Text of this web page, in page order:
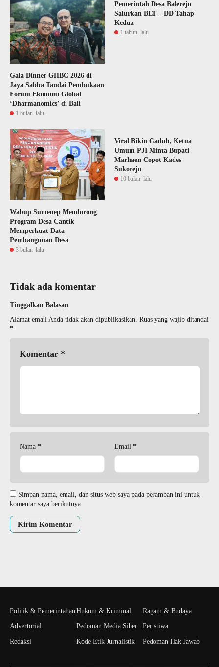
Gala Dinner GHBC 2026 di
Jaya Sabha Tandai Pembukaan
Forum Ekonomi Global
‘Dharmanomics’ di Bali
1 bulan lalu
Pemerintah Desa Balerejo
Salurkan BLT – DD Tahap
Kedua
1 tahun lalu
Wabup Sumenep Mendorong
Program Desa Cantik
Memperkuat Data
Pembangunan Desa
3 bulan lalu
Viral Bikin Gaduh, Ketua
Umum PJI Minta Bupati
Marhaen Copot Kades
Sukorejo
10 bulan lalu
Tidak ada komentar
Tinggalkan Balasan
Alamat email Anda tidak akan dipublikasikan. Ruas yang wajib ditandai
*
Komentar *
Nama * Email *
Simpan nama, email, dan situs web saya pada peramban ini untuk
komentar saya berikutnya.
Politik & Pemerintahan
Advertorial
Redaksi
Hukum & Kriminal
Pedoman Media Siber
Kode Etik Jurnalistik
Ragam & Budaya
Peristiwa
Pedoman Hak Jawab